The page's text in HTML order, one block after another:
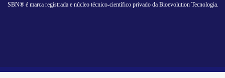
SBN® é marca registrada e núcleo técnico-científico privado da Bioevolution Tecnologia.